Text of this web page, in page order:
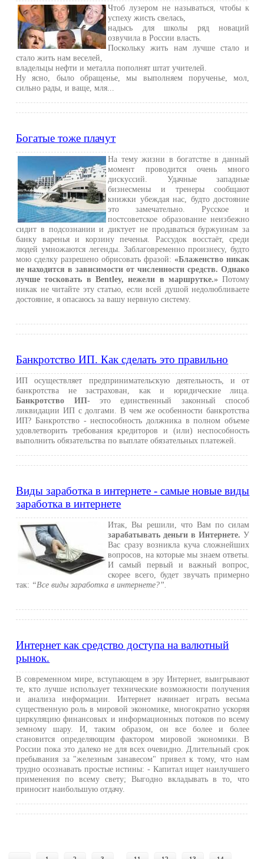
Чтоб лузером не называться, чтобы к
успеху жисть свелась,
надысь для школы ряд новаций
озвучила в России власть.
Поскольку жить нам лучше стало и
стало жить нам веселей,
владельцы нефти и металла пополнят штат учителей.
Ну ясно, было обращенье, мы выполняем порученье, мол,
сильно рады, и ваще, мля...
Богатые тоже плачут
На тему жизни в богатстве в данный
момент проводится очень много
дискуссий. Удачные западные
бизнесмены и тренеры сообщают
книжки убеждая нас, будто достояние
это замечательно. Русское и
постсоветское образование неизбежно
сидит в подсознании и диктует не продаваться буржуинам за
банку варенья и корзину печенья. Рассудок восстаёт, среди
людей умножаются легенды. Заблаговременно произнесу, будто
мою сделку разрешено обрисовать фразой:«Блаженство никак
не находится в зависимости от численности средств. Однако
лучше тосковать в Bentley, нежели в маршрутке.»Потому
никак не читайте эту статью, если всей душой недолюбливаете
достояние, я опасаюсь за вашу нервную систему.
Банкротство ИП. Как сделать это правильно
ИП осуществляет предпринимательскую деятельность, и от
банкротства не застрахован, как и юридические лица.
Банкротство ИП- это единственный законный способ
ликвидации ИП с долгами. В чем же особенности банкротства
ИП? Банкротство - неспособность должника в полном объеме
удовлетворить требования кредиторов и (или) неспособность
выполнить обязательства по выплате обязательных платежей.
Виды заработка в интернете - самые новые виды
заработка в интернете
Итак, Вы решили, что Вам по силам
зарабатывать деньги в Интернете. У
Вас сразу возникла куча сложнейших
вопросов, на которые мы знаем ответы.
И самый первый и важный вопрос,
скорее всего, будет звучать примерно
так: “Все виды заработка в интернете?”.
Интернет как средство доступа на валютный
рынок.
В современном мире, вступающем в эру Интернет, выигрывают
те, кто лучше использует технические возможности получения
и анализа информации. Интернет начинает играть весьма
существенную роль в мировой экономике, многократно ускоряя
циркуляцию финансовых и информационных потоков по всему
земному шару. И, таким образом, он все более и более
становится определяющим фактором мировой экономики. В
России пока это далеко не для всех очевидно. Длительный срок
пребывания за "железным занавесом" привел к тому, что нам
трудно осознавать простые истины: - Капитал ищет наилучшего
применения по всему свету; Выгодно вкладывать в то, что
приносит наибольшую отдачу.